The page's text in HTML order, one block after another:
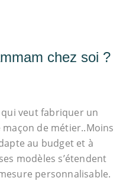
chez soi ?
veut fabriquer un
de métier..Moins
au budget et à
modèles s’étendent
personnalisable.